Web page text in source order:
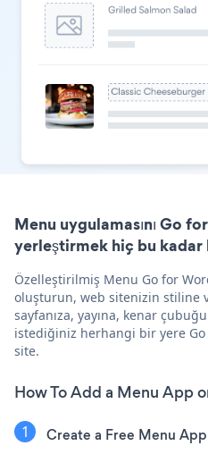
Menu uygulamasını Go
yerleştirmek hiç bu kadar
Özelleştirilmiş Menu Go for
oluşturun, web sitenizin stiline
sayfanıza, yayına, kenar
istediğiniz herhangi bir yere
site.
How To Add a Menu App
Create a Free Menu App